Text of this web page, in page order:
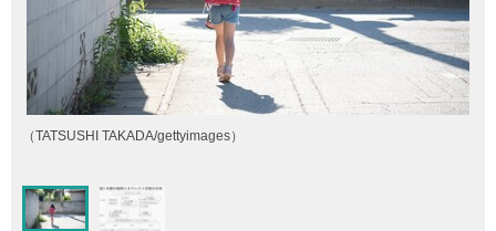
（TATSUSHI TAKADA/gettyimages）